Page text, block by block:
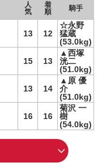
人
気
着
順
騎手
13 12
☆永野
猛蔵
(53.0kg)
15 13
▲西塚
洸二
(51.0kg)
13 14
▲原 優
介
(51.0kg)
16 16
菊沢 一
樹
(54.0kg)